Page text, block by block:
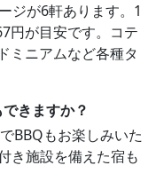
ジが6軒あります。1
円が目安です。コテ
ミニアムなど各種タ
きますか？
BBQもお楽しみいた
き施設を備えた宿も